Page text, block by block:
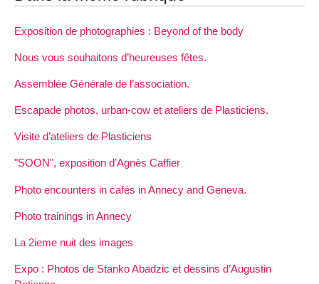
Exposition de photographies : Beyond of the body
Nous vous souhaitons d’heureuses fêtes.
Assemblée Générale de l’association.
Escapade photos, urban-cow et ateliers de Plasticiens.
Visite d’ateliers de Plasticiens
"SOON", exposition d’Agnès Caffier
Photo encounters in cafés in Annecy and Geneva.
Photo trainings in Annecy
La 2ieme nuit des images
Expo : Photos de Stanko Abadzic et dessins d’Augustin